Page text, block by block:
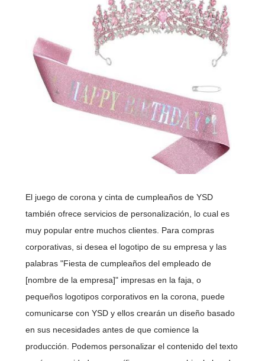
El juego de corona y cinta de cumpleaños de YSD
también ofrece servicios de personalización, lo cual es
muy popular entre muchos clientes. Para compras
corporativas, si desea el logotipo de su empresa y las
palabras "Fiesta de cumpleaños del empleado de
[nombre de la empresa]" impresas en la faja, o
pequeños logotipos corporativos en la corona, puede
comunicarse con YSD y ellos crearán un diseño basado
en sus necesidades antes de que comience la
producción. Podemos personalizar el contenido del texto